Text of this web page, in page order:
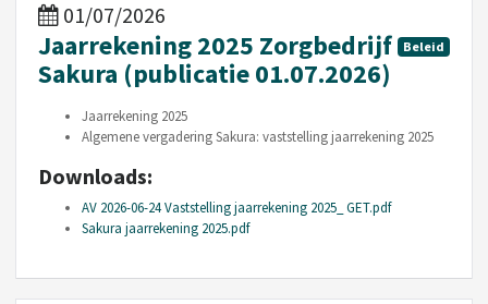
01/07/2026
Beleid
Jaarrekening 2025 Zorgbedrijf
Sakura (publicatie 01.07.2026)
Jaarrekening 2025
Algemene vergadering Sakura: vaststelling jaarrekening 2025
Downloads:
AV 2026-06-24 Vaststelling jaarrekening 2025_ GET.pdf
Sakura jaarrekening 2025.pdf